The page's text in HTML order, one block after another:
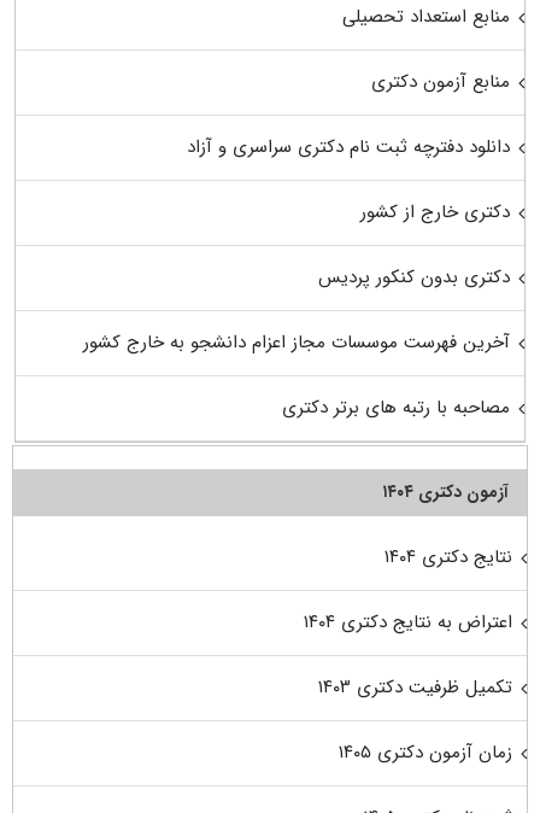
منابع استعداد تحصیلی
منابع آزمون دکتری
دانلود دفترچه ثبت نام دکتری سراسری و آزاد
دکتری خارج از کشور
دکتری بدون کنکور پردیس
آخرین فهرست موسسات مجاز اعزام دانشجو به خارج کشور
مصاحبه با رتبه های برتر دکتری
آزمون دکتری ۱۴۰۴
نتایج دکتری ۱۴۰۴
اعتراض به نتایج دکتری ۱۴۰۴
تکمیل ظرفیت دکتری ۱۴۰۳
زمان آزمون دکتری ۱۴۰۵